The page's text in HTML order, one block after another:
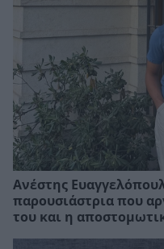
Ανέστης
παρουσιάστρια που
του και η